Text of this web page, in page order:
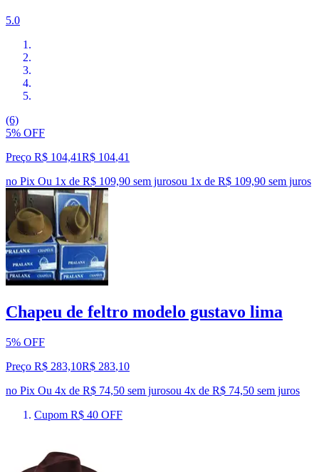
5.0
(6)
5% OFF
Preço R$ 104,41R$ 104,41
no Pix Ou 1x de R$ 109,90 sem jurosou 1x de R$ 109,90 sem juros
Chapeu de feltro modelo gustavo lima
5% OFF
Preço R$ 283,10R$ 283,10
no Pix Ou 4x de R$ 74,50 sem jurosou 4x de R$ 74,50 sem juros
Cupom R$ 40 OFF